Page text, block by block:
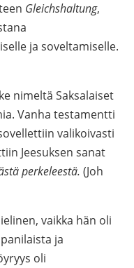
Gleichshaltung,
ja soveltamiselle.
nimeltä Saksalaiset
Vanha testamentti
valikoivasti
Jeesuksen sanat
perkeleestä. (Joh
vaikka hän oli
ja
oli